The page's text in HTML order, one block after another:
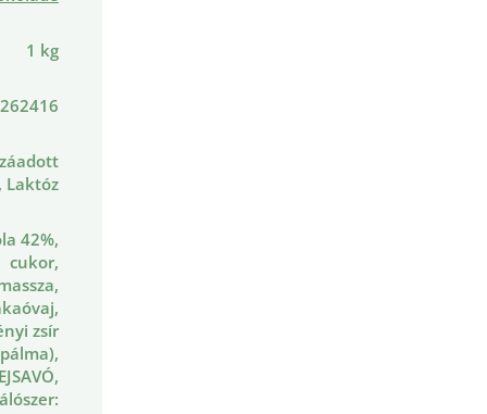
1 kg
Laktóz
42%,
cukor,
zsír